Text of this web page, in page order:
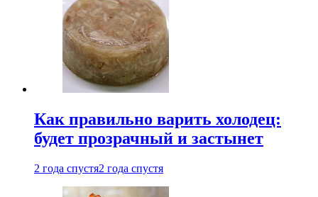
Как правильно варить холодец:
будет прозрачный и застынет
2 года спустя2 года спустя